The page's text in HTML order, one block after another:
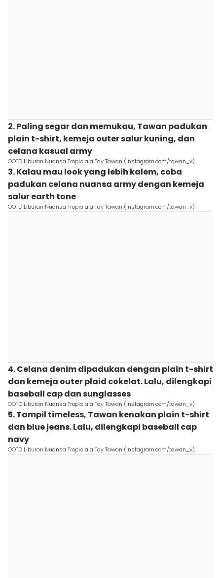
2. Paling segar dan memukau, Tawan padukan
plain t-shirt, kemeja outer salur kuning, dan
celana kasual army
OOTD Liburan Nuansa Tropis ala Tay Tawan (instagram.com/tawan_v)
3. Kalau mau look yang lebih kalem, coba
padukan celana nuansa army dengan kemeja
salur earth tone
OOTD Liburan Nuansa Tropis ala Tay Tawan (instagram.com/tawan_v)
4. Celana denim dipadukan dengan plain t-shirt
dan kemeja outer plaid cokelat. Lalu, dilengkapi
baseball cap dan sunglasses
OOTD Liburan Nuansa Tropis ala Tay Tawan (instagram.com/tawan_v)
5. Tampil timeless, Tawan kenakan plain t-shirt
dan blue jeans. Lalu, dilengkapi baseball cap
navy
OOTD Liburan Nuansa Tropis ala Tay Tawan (instagram.com/tawan_v)